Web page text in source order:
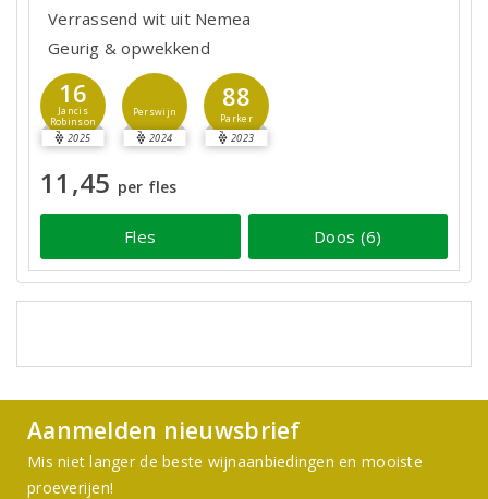
Verrassend wit uit Nemea
Geurig & opwekkend
16
Jancis
Robinson
2025
Perswijn
2024
88
Parker
2023
11,45 per fles
Fles Doos (6)
Aanmelden nieuwsbrief
Mis niet langer de beste wijnaanbiedingen en mooiste
proeverijen!